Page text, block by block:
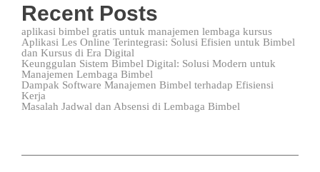
Recent Posts
aplikasi bimbel gratis untuk manajemen lembaga kursus
Aplikasi Les Online Terintegrasi: Solusi Efisien untuk Bimbel
dan Kursus di Era Digital
Keunggulan Sistem Bimbel Digital: Solusi Modern untuk
Manajemen Lembaga Bimbel
Dampak Software Manajemen Bimbel terhadap Efisiensi
Kerja
Masalah Jadwal dan Absensi di Lembaga Bimbel